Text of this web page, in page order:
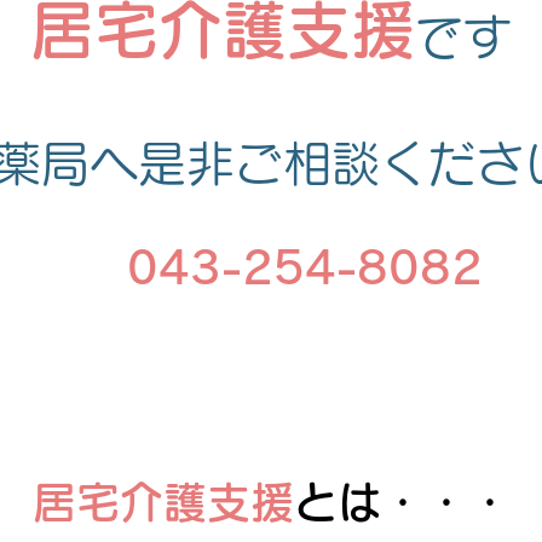
​居宅介護支援です
局へ是非ご相談くださ
居宅介護支援とは・・・
043-254-8082